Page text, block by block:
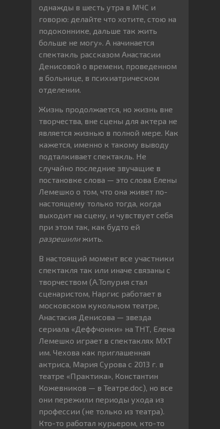
однажды в шесть утра в МЧС и
говорю: делайте что хотите, стою на
подоконнике, дальше так жить
больше не могу». А начинается
спектакль рассказом Анастасии
Денисовой о времени, проведенном
в больнице, в психиатрическом
отделении.
Жизнь продолжается, но жизнь вне
творчества, вне сцены для актера не
является жизнью в полной мере. Как
кажется, именно к такому выводу
подталкивает спектакль. Не
случайно последние звучащие в
постановке слова — это слова Елены
Лемешко о том, что она живет по-
настоящему только тогда, когда
выходит на сцену, и чувствует себя
при этом так, как будто ей
разрешилижить.
В настоящий момент все участники
спектакля так или иначе связаны с
творчеством (А.Топурия стал
сценаристом, Наргис работает в
московском кукольном театре,
Анастасия Денисова — звезда
сериала «Деффчонки» на ТНТ, Елена
Лемешко играет в спектаклях МХТ
им. Чехова как приглашенная
актриса, Мария Сурова с 2013 г. в
театре «Практика», Константин
Кожевников — в Театре.doc), но все
они пережили периоды ухода из
профессии (не только из театра).
Кто-то работал курьером, кто-то